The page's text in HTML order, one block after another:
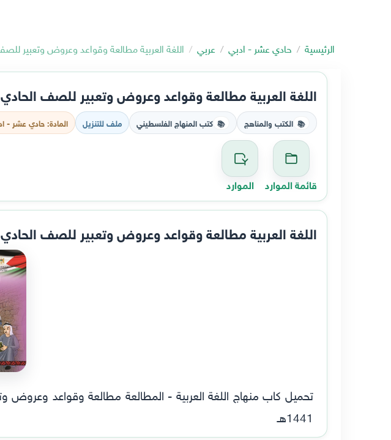
الرئيسية حادي عشر - ادبي عربي اللغة العربية مطالعة وقواعد وعروض وتعبير
اللغة العربية مطالعة وقواعد وعروض وتعبير للصف
📚 الكتب والمناهج 📚 كتب المنهاج الفلسطيني ملف للتنزيل المادة: حادي عشر -
قائمة الموارد الموارد
اللغة العربية مطالعة وقواعد وعروض وتعبير للصف
1441هـ